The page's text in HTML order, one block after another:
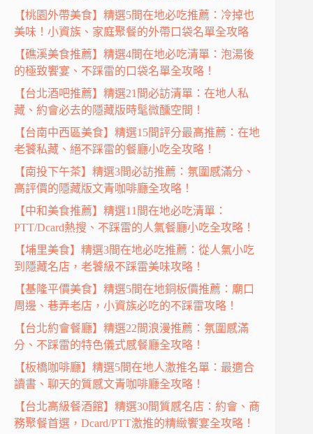
【桃園外帶美食】精選5間在地必吃推薦：冷掉也
美味！小資族、家庭聚餐的外帶口袋名單全攻略
【礁溪美食推薦】精選4間在地必吃清單：泡湯後
的極致饗宴、不踩雷的口袋名單全攻略！
【台北酒吧推薦】精選21間必訪清單：在地人私
藏、約會必去的隱藏版時髦微醺空間！
【台南中西區美食】精選15間評分最高推薦：在地
老饕私藏、絕不踩雷的餐廳小吃全攻略！
【南投下午茶】精選3間必訪推薦：氛圍感滿分、
高評價的隱藏版文青咖啡廳全攻略！
【中和美食推薦】精選11間在地必吃清單：
PTT/Dcard熱搜、不踩雷的人氣餐廳小吃全攻略！
【埔里美食】精選3間在地必吃推薦：從人氣小吃
到隱藏名店，老饕級不踩雷美味攻略！
【基隆平價美食】精選5間在地銅板價推薦：廟口
周邊、巷弄老店，小資族必吃的不踩雷攻略！
【台北約會餐廳】精選22間浪漫推薦：氛圍感滿
分、不踩雷的特色儀式感餐廳全攻略！
【板橋咖啡廳】精選5間在地人激推名單：最適合
讀書、聊天的質感文青咖啡廳全攻略！
【台北高級餐酒館】精選30間質感名店：約會、商
務聚餐首選，Dcard/PTT激推的精緻饗宴全攻略！